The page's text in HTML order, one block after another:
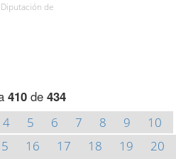
de
410de 434
4 5 6 7 8 9
10
16 17 18 19
20